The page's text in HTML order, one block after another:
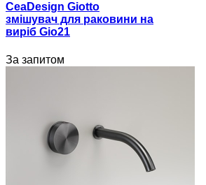
CeaDesign Giotto
змішувач для раковини на
виріб Gio21
За запитом